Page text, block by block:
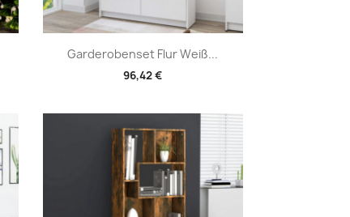
Garderobenset Flur Weiß...
96,42 €
Vorschau